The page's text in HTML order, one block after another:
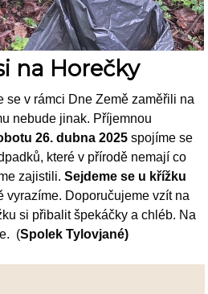
na Horečky
se v rámci Dne Země zaměřili na
nebude jinak. Příjemnou
26. dubna 2025spojíme se
které v přírodě nemají co
zajistili.Sejdeme se u křížku
vyrazíme. Doporučujeme vzít na
si přibalit špekáčky a chléb. Na
(Spolek Tylovjané)